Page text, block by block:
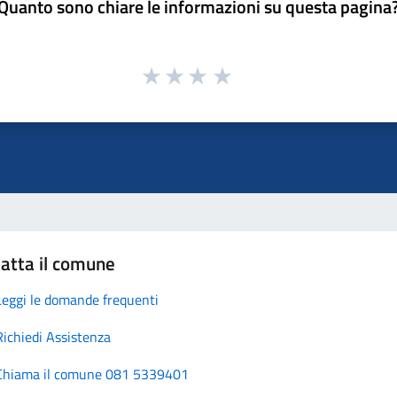
sono chiare le informazioni su questa
il comune
le domande frequenti
Assistenza
il comune 081 5339401